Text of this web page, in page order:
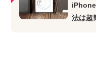
法は超